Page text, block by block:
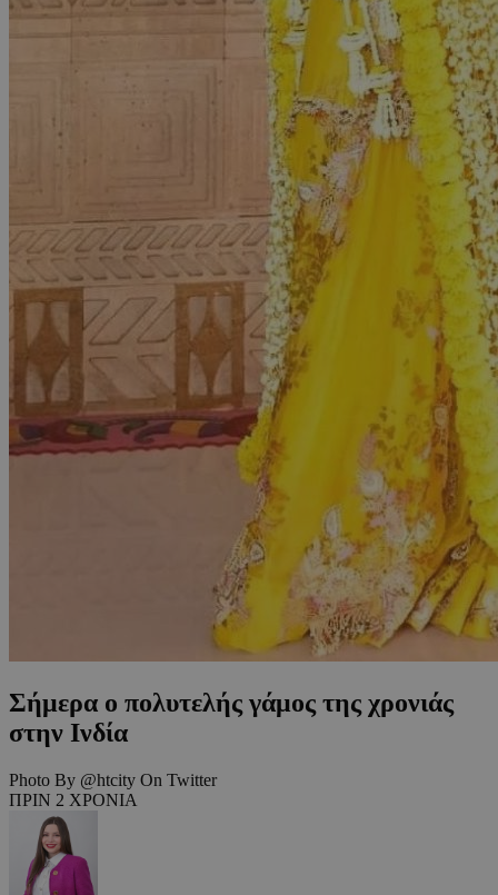
Σήμερα ο πολυτελής γάμος της χρονιάς
στην Ινδία
Photo By @htcity On Twitter
ΠΡΙΝ 2 ΧΡΟΝΙΑ